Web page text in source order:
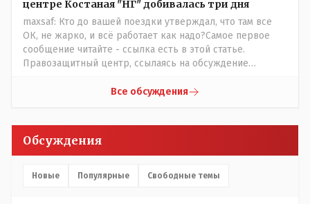
центре Костаная "НГ" добивалась три дня
maxsaf: Кто до вашей поездки утверждал, что там все
ОК, не жарко, и всё работает как надо?Самое первое
сообщение читайте - ссылка есть в этой статье.
Правозащитный центр, ссылаясь на обсуждение
прислали ему в виде аудиосообщений, пишет, что
настоящему времени их установили только в
помещениях, предназначенных для административно-
установлены кондиционеры, питьевой и температурный
Все обсуждения
Обсуждения
Новые Популярные Свободные темы